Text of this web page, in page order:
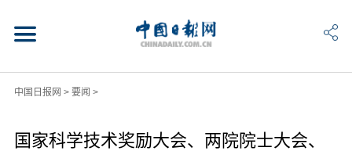
中国日报网 > 要闻 >
国家科学技术奖励大会、两院院士大会、